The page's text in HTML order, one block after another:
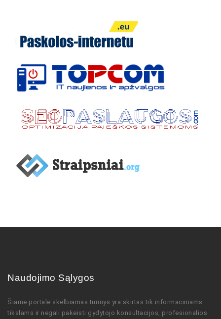
Naudojimo Sąlygos
Šiame portale skelbiamas turinys yra skirtas tik informaciniams
tikslams ir negali pakeisti gydytojo konsultacijos, profesionalios